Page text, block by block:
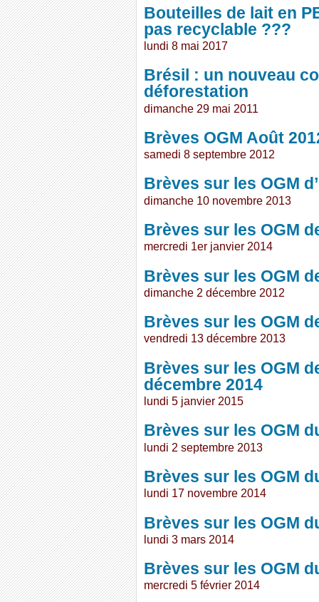
Bouteilles de lait en
pas recyclable ???
lundi 8 mai 2017
Brésil : un nouveau
déforestation
dimanche 29 mai 2011
Brèves OGM Août
samedi 8 septembre 2012
Brèves sur les OGM
dimanche 10 novembre 2013
Brèves sur les OGM
mercredi 1er janvier 2014
Brèves sur les OGM
dimanche 2 décembre 2012
Brèves sur les OGM
vendredi 13 décembre 2013
Brèves sur les OGM
décembre 2014
lundi 5 janvier 2015
Brèves sur les OGM
lundi 2 septembre 2013
Brèves sur les OGM
lundi 17 novembre 2014
Brèves sur les OGM
lundi 3 mars 2014
Brèves sur les OGM
mercredi 5 février 2014